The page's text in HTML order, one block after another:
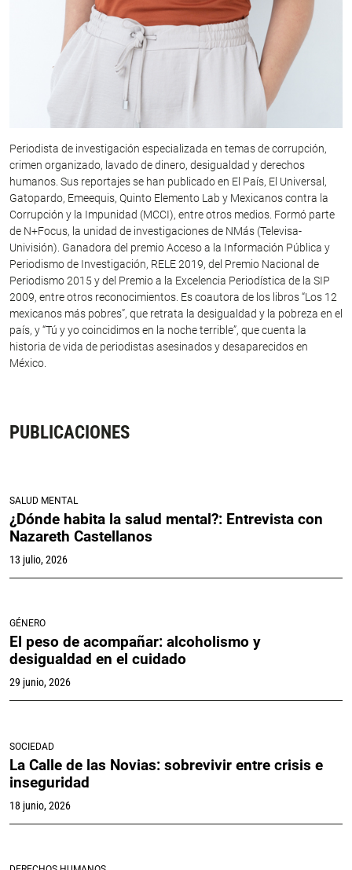
Periodista de investigación especializada en temas de corrupción,
crimen organizado, lavado de dinero, desigualdad y derechos
humanos. Sus reportajes se han publicado en El País, El Universal,
Gatopardo, Emeequis, Quinto Elemento Lab y Mexicanos contra la
Corrupción y la Impunidad (MCCI), entre otros medios. Formó parte
de N+Focus, la unidad de investigaciones de NMás (Televisa-
Univisión). Ganadora del premio Acceso a la Información Pública y
Periodismo de Investigación, RELE 2019, del Premio Nacional de
Periodismo 2015 y del Premio a la Excelencia Periodística de la SIP
2009, entre otros reconocimientos. Es coautora de los libros “Los 12
mexicanos más pobres”, que retrata la desigualdad y la pobreza en el
país, y “Tú y yo coincidimos en la noche terrible”, que cuenta la
historia de vida de periodistas asesinados y desaparecidos en
México.
PUBLICACIONES
SALUD MENTAL
¿Dónde habita la salud mental?: Entrevista con
Nazareth Castellanos
13 julio, 2026
GÉNERO
El peso de acompañar: alcoholismo y
desigualdad en el cuidado
29 junio, 2026
SOCIEDAD
La Calle de las Novias: sobrevivir entre crisis e
inseguridad
18 junio, 2026